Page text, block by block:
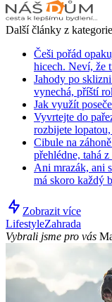
Další články z kategorie
Češi pořád
hicech. Neví, že
Jahody po
vynechá, příští
Jak využít
Vyvrtejte do
rozbijete
Cibule na
přehlédne, tahá
Ani mrazák, ani
má skoro každý
Zobrazit více
LifestyleZahrada
Vybrali jsme pro vás